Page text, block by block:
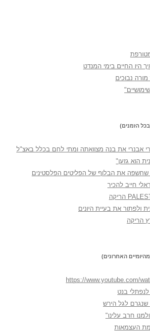
היו החיים בימי המנדט
מורה נבוכים
הזמנים)
אבנרי את בנה מצוואתה ומתי לחם בכלל באצ"ל
הוא גזען"
שחשפה את הבלוף של הפליטים הפלסטינים
חייב להכיר
ולפתור את בעיית היונים
הריקה
האחרונים)
https://www.youtube.com/
בנט
שנגרם לגל הירש
העצמאות